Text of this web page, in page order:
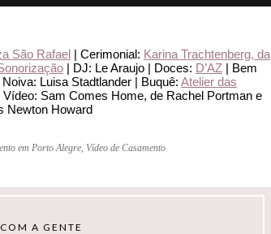
São Rafael | Cerimonial: Karina Trachtenberg, da
| DJ: Le Araujo | Doces: D’AZ | Bem
Luisa Stadtlander | Buquê: Atelier das
Sam Comes Home, de Rachel Portman e
Newton Howard
em Porto Alegre, Vídeo de Casamento
A GENTE